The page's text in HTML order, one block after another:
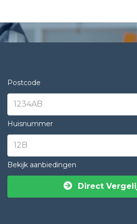
Postcode
Huisnummer
Bekijk aanbiedingen
Direct